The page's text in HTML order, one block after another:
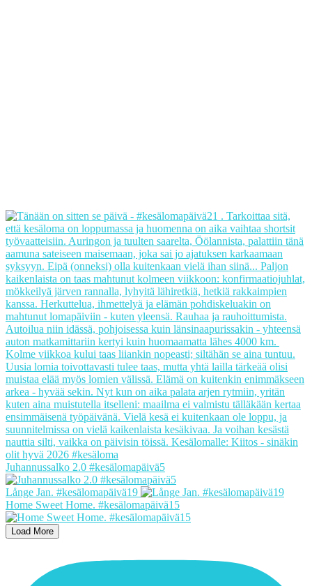
Juhannussalko 2.0 #kesälomapäivä5
Långe Jan. #kesälomapäivä19
Home Sweet Home. #kesälomapäivä15
Load More